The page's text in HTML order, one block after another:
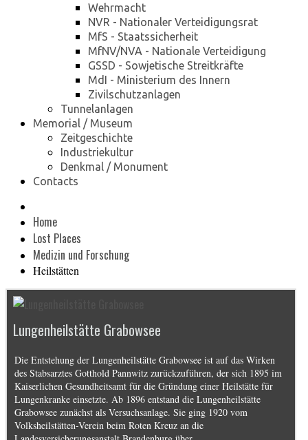
Wehrmacht
NVR - Nationaler Verteidigungsrat
MfS - Staatssicherheit
MfNV/NVA - Nationale Verteidigung
GSSD - Sowjetische Streitkräfte
MdI - Ministerium des Innern
Zivilschutzanlagen
Tunnelanlagen
Memorial / Museum
Zeitgeschichte
Industriekultur
Denkmal / Monument
Contacts
Home
Lost Places
Medizin und Forschung
Heilstätten
Lungenheilstätte Grabowsee
Die Entstehung der Lungenheilstätte Grabowsee ist auf das Wirken
des Stabsarztes Gotthold Pannwitz zurückzuführen, der sich 1895 im
Kaiserlichen Gesundheitsamt für die Gründung einer Heilstätte für
Lungenkranke einsetzte. Ab 1896 entstand die Lungenheilstätte
Grabowsee zunächst als Versuchsanlage. Sie ging 1920 vom
Volksheilstätten-Verein beim Roten Kreuz an die